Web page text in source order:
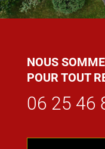
NOUS
POUR TOUT
06 25 46